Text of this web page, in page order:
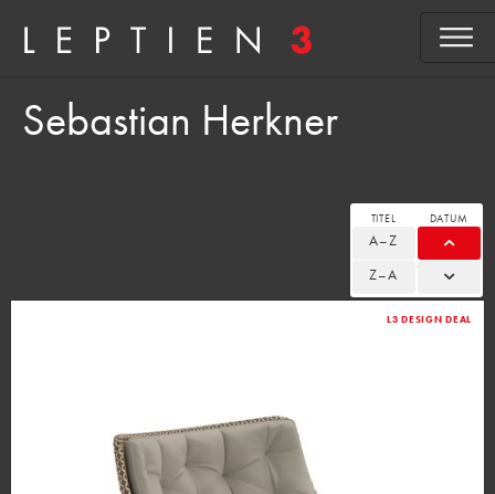
Sebastian Herkner
TITEL
A–Z
Z–A
DATUM
L3 DESIGN DEAL